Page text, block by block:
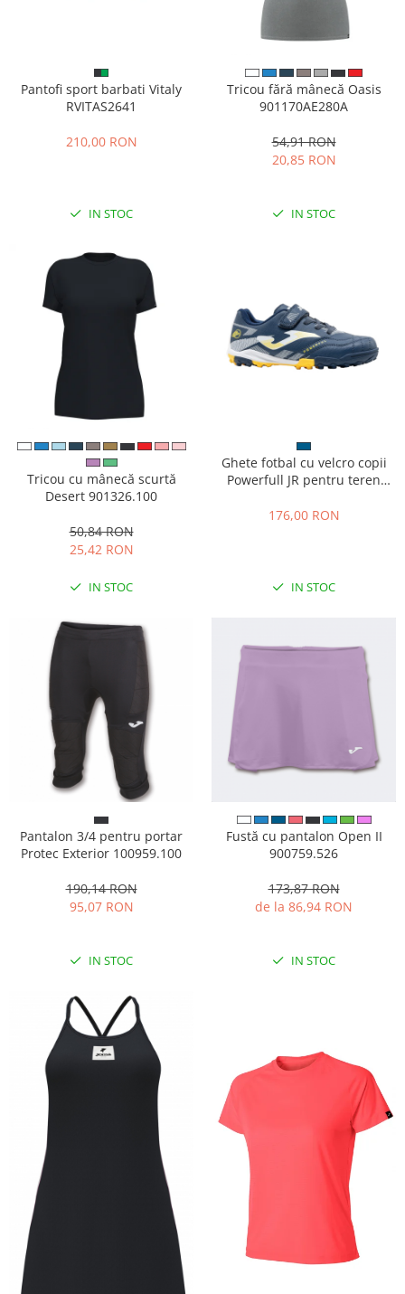
Pantofi sport barbati Vitaly
RVITAS2641
210,00 RON
IN STOC
Tricou fără mânecă Oasis
901170AE280A
54,91 RON
20,85 RON
IN STOC
Tricou cu mânecă scurtă
Desert 901326.100
50,84 RON
25,42 RON
IN STOC
Ghete fotbal cu velcro copii
Powerfull JR pentru teren
176,00 RON
IN STOC
Pantalon 3/4 pentru portar
Protec Exterior 100959.100
190,14 RON
95,07 RON
IN STOC
Fustă cu pantalon Open II
900759.526
173,87 RON
de la 86,94 RON
IN STOC